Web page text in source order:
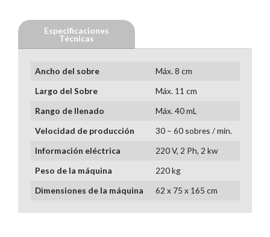
Especificaciones
Técnicas
Ancho del sobre
Máx. 8 cm
Largo del Sobre
Máx. 11 cm
Rango de llenado
Máx. 40 mL
Velocidad de producción
30 – 60 sobres / min.
Información eléctrica
220 V, 2 Ph, 2 kw
Peso de la máquina
220 kg
Dimensiones de la máquina
62 x 75 x 165 cm